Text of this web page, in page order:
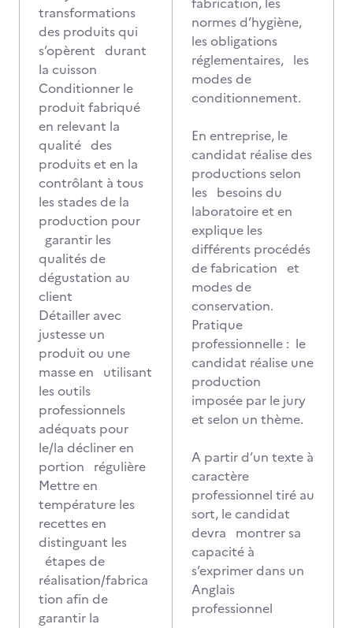
transformations
des produits qui
s’opèrent durant
la cuisson
Conditionner le
produit fabriqué
en relevant la
qualité des
produits et en la
contrôlant à tous
les stades de la
production pour
garantir les
qualités de
dégustation au
client
Détailler avec
justesse un
produit ou une
masse en utilisant
les outils
professionnels
adéquats pour
le/la décliner en
portion régulière
Mettre en
température les
recettes en
distinguant les
étapes de
réalisation/fabrica
tion afin de
garantir la
normes d’hygiène,
les obligations
réglementaires, les
modes de
conditionnement.
En entreprise, le
candidat réalise des
productions selon
les besoins du
laboratoire et en
explique les
différents procédés
de fabrication et
modes de
conservation.
Pratique
professionnelle : le
candidat réalise une
production
imposée par le jury
et selon un thème.
A partir d’un texte à
caractère
professionnel tiré au
sort, le candidat
devra montrer sa
capacité à
s’exprimer dans un
Anglais
professionnel